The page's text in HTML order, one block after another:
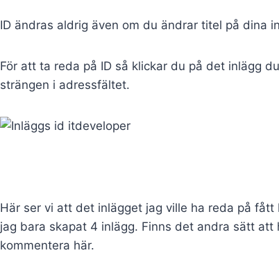
ID ändras aldrig även om du ändrar titel på dina
För att ta reda på ID så klickar du på det inlägg
strängen i adressfältet.
Här ser vi att det inlägget jag ville ha reda på
jag bara skapat 4 inlägg. Finns det andra sätt
kommentera här.